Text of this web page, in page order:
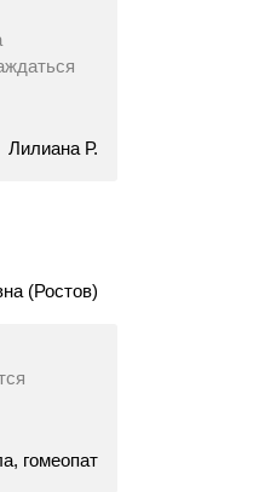
Лилиана Р.
(Ростов)
гомеопат